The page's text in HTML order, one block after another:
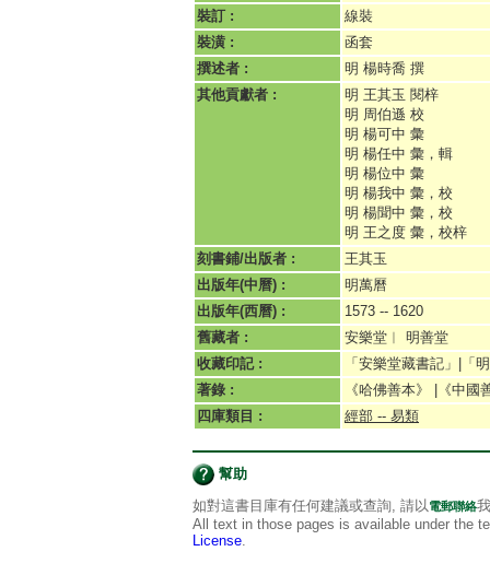
裝訂 :
線裝
裝潢 :
函套
撰述者 :
明 楊時喬 撰
其他貢獻者 :
明 王其玉 閱梓
明 周伯遜 校
明 楊可中 彙
明 楊任中 彙，輯
明 楊位中 彙
明 楊我中 彙，校
明 楊聞中 彙，校
明 王之度 彙，校梓
刻書鋪/出版者 :
王其玉
出版年(中曆) :
明萬曆
出版年(西曆) :
1573 -- 1620
舊藏者 :
安樂堂︱ 明善堂
收藏印記 :
「安樂堂藏書記」|「
著錄 :
《哈佛善本》 |《中國
四庫類目 :
經部 -- 易類
幫助
如對這書目庫有任何建議或查詢, 請以電郵聯絡
All text in those pages is available under the
License.